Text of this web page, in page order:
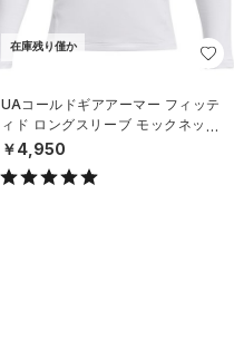
在庫残り僅か
UAコールドギアアーマー フィッテ
ィド ロングスリーブ モックネック
シャツ（トレーニング/BOYS）
￥4,950